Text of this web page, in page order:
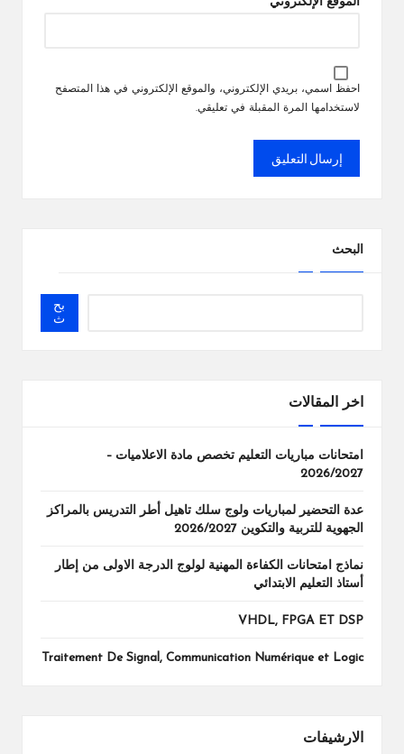
احفظ اسمي، بريدي الإلكتروني، والموقع الإلكتروني في هذا المتصفح
لاستخدامها المرة المقبلة في تعليقي.
البحث
بح
ث
اخر المقالات
امتحانات مباريات التعليم تخصص مادة الاعلاميات –
2026/2027
عدة التحضير لمباريات ولوج سلك تاهيل أطر التدريس بالمراكز
الجهوية للتربية والتكوين 2026/2027
نماذج امتحانات الكفاءة المهنية لولوج الدرجة الاولى من إطار
أستاذ التعليم الابتدائي
VHDL, FPGA ET DSP
Traitement De Signal, Communication Numérique et Logic
الارشيفات